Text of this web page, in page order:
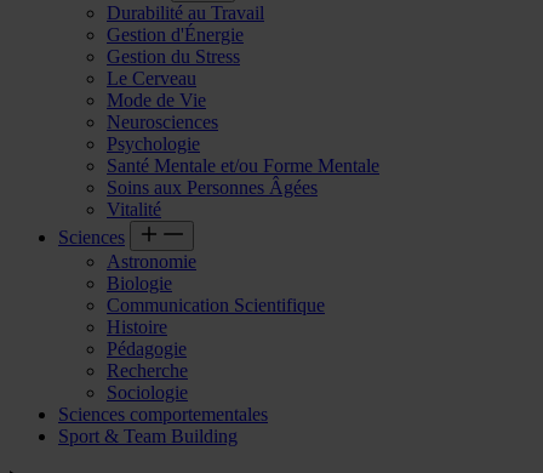
Durabilité au Travail
Gestion d'Énergie
Gestion du Stress
Le Cerveau
Mode de Vie
Neurosciences
Psychologie
Santé Mentale et/ou Forme Mentale
Soins aux Personnes Âgées
Vitalité
Sciences
Astronomie
Biologie
Communication Scientifique
Histoire
Pédagogie
Recherche
Sociologie
Sciences comportementales
Sport & Team Building